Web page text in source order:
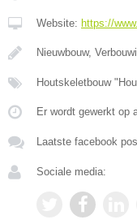
Website: https://
Nieuwbouw,
Houtskeletbouw
Er wordt gewerkt op
Laatste facebook
Sociale media: